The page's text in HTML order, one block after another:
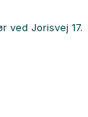
ved Jorisvej 17.